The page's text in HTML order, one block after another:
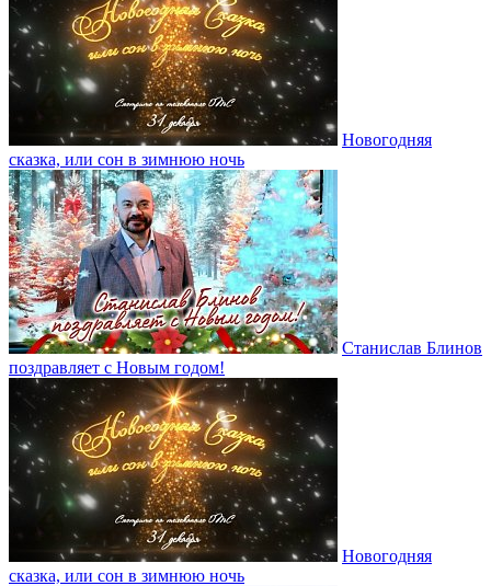
Новогодняя
сказка, или сон в зимнюю ночь
Станислав Блинов
поздравляет с Новым годом!
Новогодняя
сказка, или сон в зимнюю ночь